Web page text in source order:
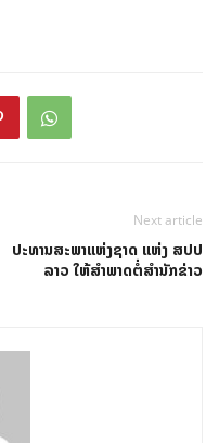
Next article
ປະທານສະພາແຫ່ງຊາດ ແຫ່ງ ສປປ
ລາວ ໃຫ້ສໍາພາດຕໍ່ສຳນັກຂ່າວ